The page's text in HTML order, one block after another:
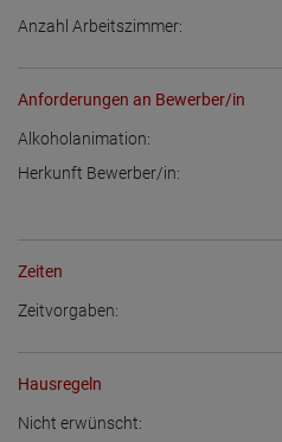
Anzahl Arbeitszimmer:
Anforderungen an Bewerber/in
Alkoholanimation:
Herkunft Bewerber/in:
Zeiten
Zeitvorgaben:
Hausregeln
Nicht erwünscht: